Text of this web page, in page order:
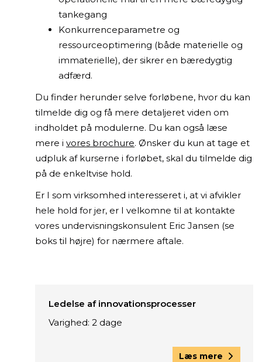
tankegang
Konkurrenceparametre og
ressourceoptimering (både materielle og
immaterielle), der sikrer en bæredygtig
adfærd.
Du finder herunder selve forløbene, hvor du kan
tilmelde dig og få mere detaljeret viden om
indholdet på modulerne. Du kan også læse
mere i vores brochure. Ønsker du kun at tage et
udpluk af kurserne i forløbet, skal du tilmelde dig
på de enkeltvise hold.
Er I som virksomhed interesseret i, at vi afvikler
hele hold for jer, er I velkomne til at kontakte
vores undervisningskonsulent Eric Jansen (se
boks til højre) for nærmere aftale.
Ledelse af innovationsprocesser
Læs mere
Varighed: 2 dage